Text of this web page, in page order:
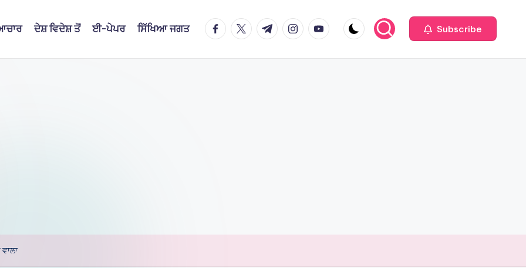
ਦੇਸ਼ ਵਿਦੇਸ਼ ਤੋਂ ਈ-ਪੇਪਰ ਸਿੱਖਿਆ ਜਗਤ facebook.com
twitter.com
t.me instagram.com
youtube.com Subscribe